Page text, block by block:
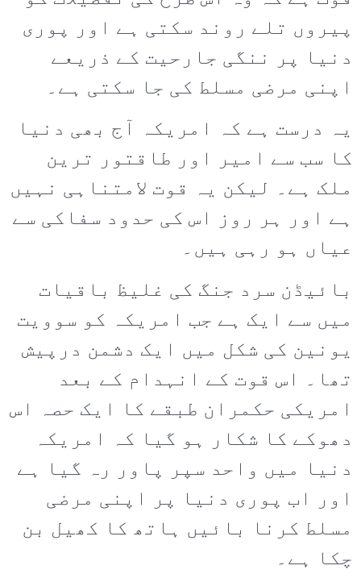
پیروں تلے روند سکتی ہے اور پوری
دنیا پر ننگی جارحیت کے ذریعے
اپنی مرضی مسلط کی جا سکتی ہے۔
یہ درست ہے کہ امریکہ آج بھی دنیا
کا سب سے امیر اور طاقتور ترین
ملک ہے۔ لیکن یہ قوت لامتناہی نہیں
ہے اور ہر روز اس کی حدود سفاکی سے
عیاں ہو رہی ہیں۔
بائیڈن سرد جنگ کی غلیظ باقیات
میں سے ایک ہے جب امریکہ کو سوویت
یونین کی شکل میں ایک دشمن درپیش
تھا۔ اس قوت کے انہدام کے بعد
امریکی حکمران طبقے کا ایک حصہ اس
دھوکے کا شکار ہو گیا کہ امریکہ
دنیا میں واحد سپر پاور رہ گیا ہے
اور اب پوری دنیا پر اپنی مرضی
مسلط کرنا بائیں ہاتھ کا کھیل بن
چکا ہے۔